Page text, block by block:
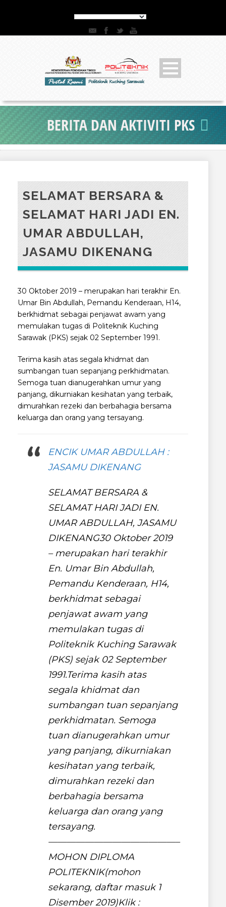
BERITA DAN AKTIVITI PKS
SELAMAT BERSARA &
SELAMAT HARI JADI EN.
UMAR ABDULLAH,
JASAMU DIKENANG
30 Oktober 2019 – merupakan hari terakhir En.
Umar Bin Abdullah, Pemandu Kenderaan, H14,
berkhidmat sebagai penjawat awam yang
memulakan tugas di Politeknik Kuching
Sarawak (PKS) sejak 02 September 1991.
Terima kasih atas segala khidmat dan
sumbangan tuan sepanjang perkhidmatan.
Semoga tuan dianugerahkan umur yang
panjang, dikurniakan kesihatan yang terbaik,
dimurahkan rezeki dan berbahagia bersama
keluarga dan orang yang tersayang.
ENCIK UMAR ABDULLAH :
JASAMU DIKENANG
SELAMAT BERSARA &
SELAMAT HARI JADI EN.
UMAR ABDULLAH, JASAMU
DIKENANG30 Oktober 2019
– merupakan hari terakhir
En. Umar Bin Abdullah,
Pemandu Kenderaan, H14,
berkhidmat sebagai
penjawat awam yang
memulakan tugas di
Politeknik Kuching Sarawak
(PKS) sejak 02 September
1991.Terima kasih atas
segala khidmat dan
sumbangan tuan sepanjang
perkhidmatan. Semoga
tuan dianugerahkan umur
yang panjang, dikurniakan
kesihatan yang terbaik,
dimurahkan rezeki dan
berbahagia bersama
keluarga dan orang yang
tersayang.
——————————————–
MOHON DIPLOMA
POLITEKNIK(mohon
sekarang, daftar masuk 1
Disember 2019)Klik :